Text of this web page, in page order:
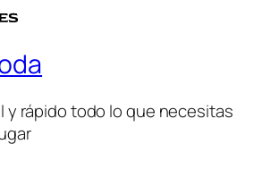
y rápido todo lo que necesitas